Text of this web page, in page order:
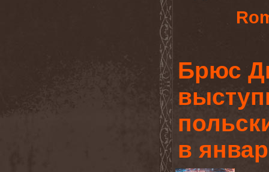
Брюс
в